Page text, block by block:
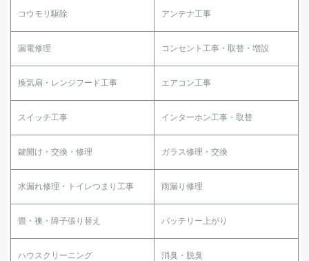
コウモリ駆除 アンテナ工事
漏電修理 コンセント工事・取替・増設
換気扇・レンジフード工事 エアコン工事
スイッチ工事 インターホン工事・取替
鍵開け・交換・修理 ガラス修理・交換
水漏れ修理・トイレつまり工事 雨漏り修理
畳・襖・障子張り替え バッテリー上がり
ハウスクリーニング 消臭・脱臭